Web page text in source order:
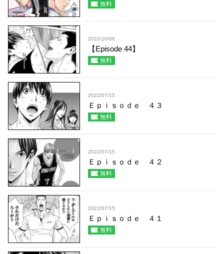
無料
2022/10/06
【Episode 44】
無料
2022/07/15
Ｅｐｉｓｏｄｅ ４３
無料
2022/07/15
Ｅｐｉｓｏｄｅ ４２
無料
2022/07/15
Ｅｐｉｓｏｄｅ ４１
無料